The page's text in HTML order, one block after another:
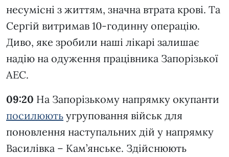
несумісні з життям, значна втрата крові. Та
Сергій витримав 10-годинну операцію.
Диво, яке зробили наші лікарі залишає
надію на одуження працівника Запорізької
АЕС.
09:20 На Запорізькому напрямку окупанти
посилюють угруповання військ для
поновлення наступальних дій у напрямку
Василівка – Кам’янське. Здійснюють